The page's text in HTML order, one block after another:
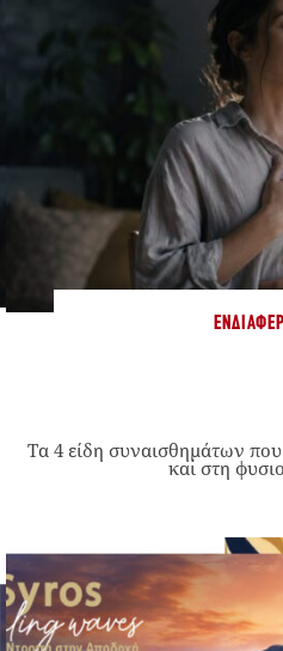
Τα 4 είδη συναισθημάτων
και στη